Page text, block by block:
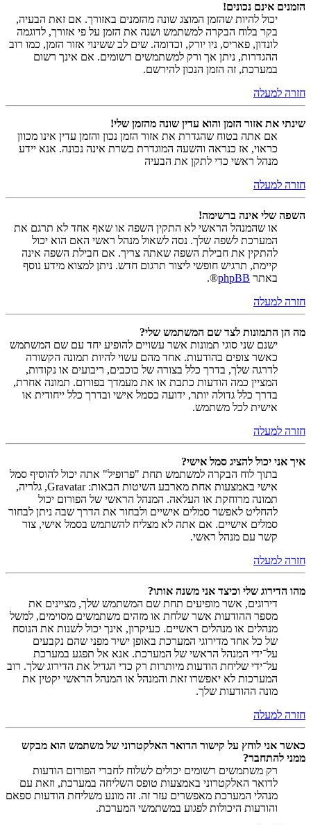
הזמנים אינם נכונים!
יכול להיות שהזמן המוצג שונה מהזמנים באזורך. אם זאת הבעיה,
בקר בלוח הבקרה למשתמש ושנה את הזמן על פי אזורך, לדוגמה
לונדון, פאריס, ניו יורק, וכדומה. שים לב ששינוי אזור הזמן, כמו רוב
ההגדרות, ניתן אך ורק למשתמשים רשומים. אם אינך רשום
במערכת, זה הזמן הנכון להירשם.
חזרה למעלה
שינתי את אזור הזמן והוא עדין שונה מהזמן שלי!
אם אתה בטוח שהגדרת את אזור הזמן נכון והזמן עדין אינו מכוון
כראוי, אז כנראה והשעה המוגדרת בשרת אינה נכונה. אנא יידע
מנהל ראשי כדי לתקן את הבעיה
חזרה למעלה
השפה שלי אינה ברשימה!
או שהמנהל הראשי לא התקין השפה או שאף אחד לא תרגם את
המערכת לשפה שלך. נסה לשאול מנהל ראשי האם הוא יכול
להתקין את חבילת השפה שאתה צריך. אם חבילת השפה אינה
קיימת, תרגיש חופשי ליצור תרגום חדש. ניתן למצוא מידע נוסף
באתר phpBB
®.
חזרה למעלה
מה הן התמונות לצד שם המשתמש שלי?
ישנם שני סוגי תמונות אשר עשויים להופיע יחד עם שם המשתמש
כאשר צופים בהודעות. אחד מהם עשוי להיות תמונה הקשורה
לדרגה שלך, בדרך כלל בצורה של כוכבים, ריבועים או נקודות,
המציין כמה הודעות כתבת או את מעמדך בפורום. תמונה אחרת,
בדרך כלל גדולה יותר, ידועה כסמל אישי ובדרך כלל ייחודית או
אישית לכל משתמש.
חזרה למעלה
איך אני יכול להציג סמל אישי?
בתוך לוח הבקרה למשתמש תחת "פרופיל" אתה יכול להוסיף סמל
אישי באמצעות אחת מארבע השיטות הבאות: Gravatar, גלריה,
תמונה מרוחקת או העלאה. המנהל הראשי של הפורום יכול
להחליט לאפשר סמלים אישיים ולבחור את הדרך שבה ניתן לבחור
סמלים אישיים. אם אתה לא מצליח להשתמש בסמל אישי, צור
קשר עם מנהל ראשי.
חזרה למעלה
מהו הדירוג שלי וכיצד אני משנה אותו?
דירוגים, אשר מופיעים תחת שם המשתמש שלך, מציינים את
מספר ההודעות אשר שלחת או מזהים משתמשים מסוימים, למשל
מנהלים או מנהלים ראשיים. כעיקרון, אינך יכול לשנות את הנוסח
של כל אחד מדירוגי המערכת באופן ישיר מפני שהם נקבעים
על־ידי המנהל הראשי של המערכת. אנא אל תפגע במערכת
על־ידי שליחת הודעות מיותרות רק כדי הגדיל את הדירוג שלך. רוב
המערכות לא יאפשרו זאת והמנהל או המנהל הראשי יקטין את
מונה ההודעות שלך.
חזרה למעלה
כאשר אני לוחץ על קישור הדואר האלקטרוני של משתמש הוא מבקש
ממני להתחבר?
רק משתמשים רשומים יכולים לשלוח לחברי הפורום הודעות
לדואר האלקטרוני באמצעות טופס השליחה במערכת, וזאת עם
מנהלי המערכת מאפשרים עזר זה. זה מונע משליחת הודעות ספאם
והודעות היכולות לפגוע במשתמשי המערכת.